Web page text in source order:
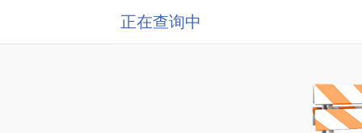
正在查询中